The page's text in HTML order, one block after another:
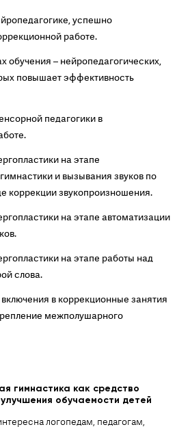
успешно
работе.
обучения – нейропедагогических,
повышает эффективность
педагогики в
на этапе
и вызывания звуков по
коррекции звукопроизношения.
на этапе автоматизации
на этапе работы над
слова.
в коррекционные занятия
межполушарного
гимнастика как средство
обучаемости детей
логопедам, педагогам,